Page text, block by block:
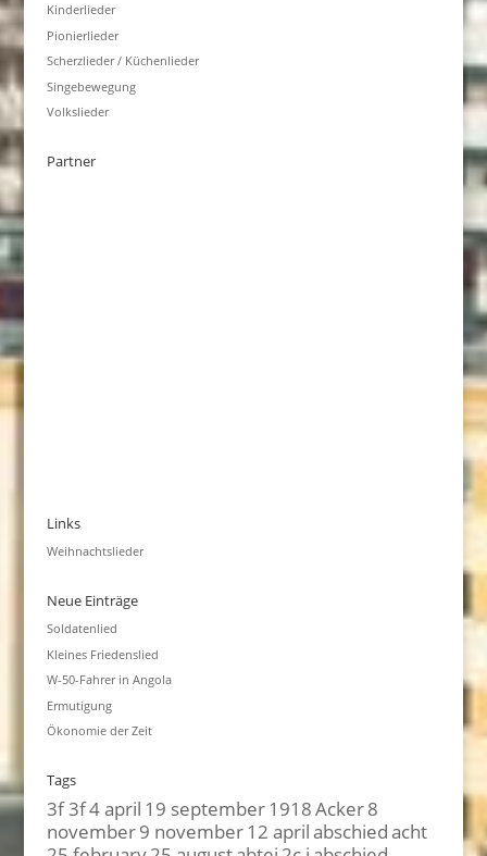
Kinderlieder
Pionierlieder
Scherzlieder / Küchenlieder
Singebewegung
Volkslieder
Partner
Links
Weihnachtslieder
Neue Einträge
Soldatenlied
Kleines Friedenslied
W-50-Fahrer in Angola
Ermutigung
Ökonomie der Zeit
Tags
3f 3f4 april 19 september1918Acker8
november9 november12 aprilabschiedacht